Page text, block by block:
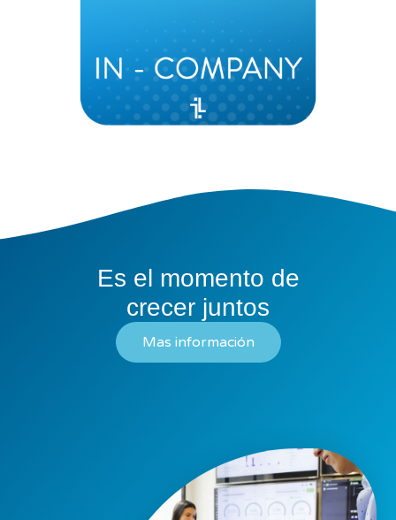
Es el momento de
crecer juntos
Mas información